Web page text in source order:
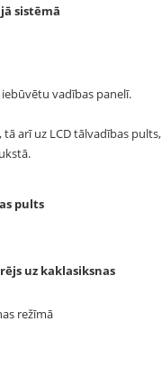
sistēmā
vadības panelī.
arī uz LCD tālvadības pults,
pults
uz kaklasiksnas
režīmā